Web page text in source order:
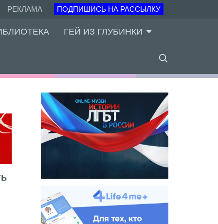
РЕКЛАМА ПОДПИШИСЬ НА РАССЫЛКУ
ГЕЙ ИЗ ГЛУБИНКИ